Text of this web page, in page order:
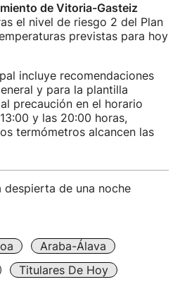
de Vitoria-Gasteiz
el nivel de riesgo 2 del Plan
previstas para hoy
incluye recomendaciones
y para la plantilla
precaución en el horario
y las 20:00 horas,
termómetros alcancen las
despierta de una noche
Araba-Álava
Titulares De Hoy